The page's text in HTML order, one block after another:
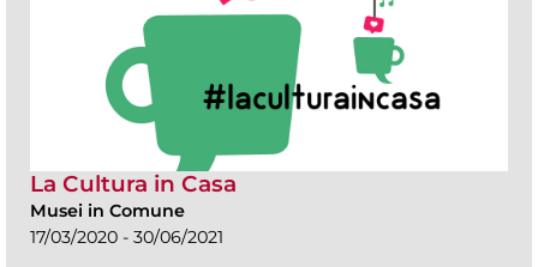
La Cultura in Casa
Musei in Comune
17/03/2020 - 30/06/2021